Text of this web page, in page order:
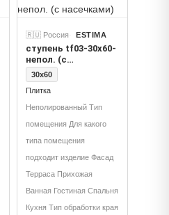
🇷🇺 Россия ESTIMA
ступень tf03-30x60-
непол. (с
насечками)
30x60
Плитка
Неполированный Тип
помещения Для какого
типа помещения
подходит изделие Фасад
Терраса Прихожая
Ванная Гостиная Спальня
Кухня Тип обработки края